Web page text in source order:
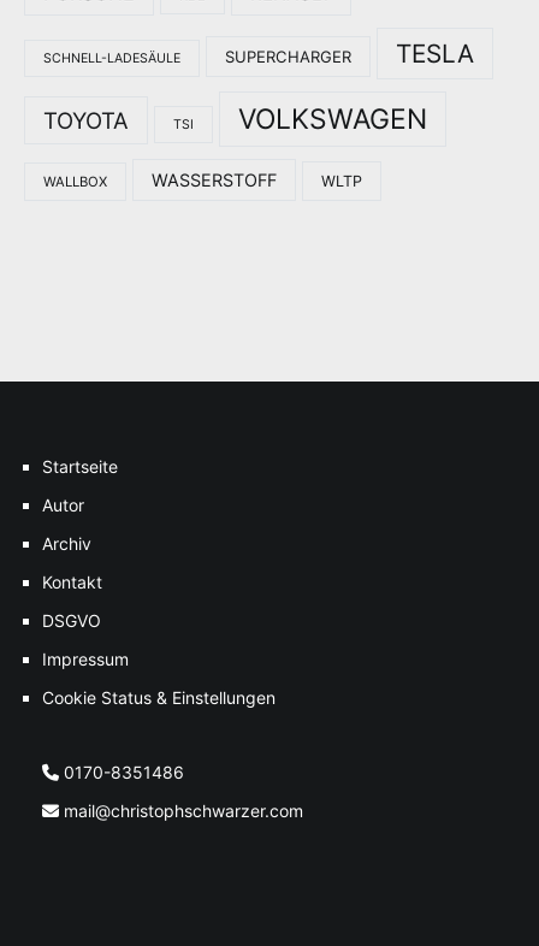
SCHNELL-LADESÄULE SUPERCHARGER TESLA
TOYOTA TSI VOLKSWAGEN
WALLBOX WASSERSTOFF WLTP
Startseite
Autor
Archiv
Kontakt
DSGVO
Impressum
Cookie Status & Einstellungen
0170-8351486
mail@christophschwarzer.com